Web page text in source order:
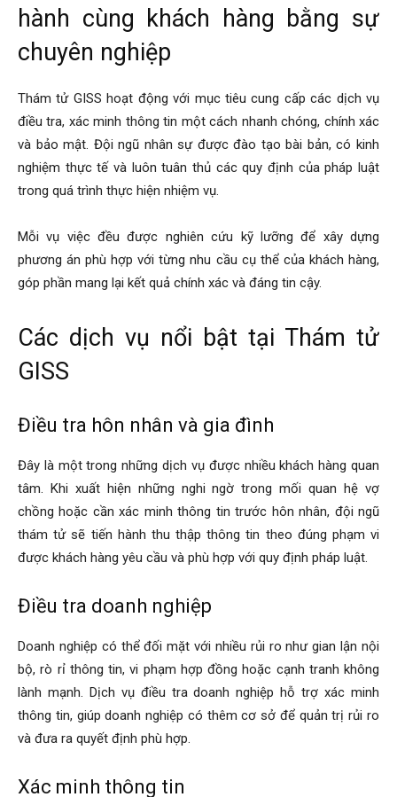
phòng,
phòng,
thám
giss,
hành cùng khách hàng bằng sự
chuyên nghiệp
Thám tử GISS hoạt động với mục tiêu cung cấp các dịch vụ
điều tra, xác minh thông tin một cách nhanh chóng, chính xác
và bảo mật. Đội ngũ nhân sự được đào tạo bài bản, có kinh
nghiệm thực tế và luôn tuân thủ các quy định của pháp luật
trong quá trình thực hiện nhiệm vụ.
Mỗi vụ việc đều được nghiên cứu kỹ lưỡng để xây dựng
phương án phù hợp với từng nhu cầu cụ thể của khách hàng,
góp phần mang lại kết quả chính xác và đáng tin cậy.
Các dịch vụ nổi bật tại Thám tử
GISS
Điều tra hôn nhân và gia đình
Đây là một trong những dịch vụ được nhiều khách hàng quan
tâm. Khi xuất hiện những nghi ngờ trong mối quan hệ vợ
chồng hoặc cần xác minh thông tin trước hôn nhân, đội ngũ
thám tử sẽ tiến hành thu thập thông tin theo đúng phạm vi
được khách hàng yêu cầu và phù hợp với quy định pháp luật.
Điều tra doanh nghiệp
Doanh nghiệp có thể đối mặt với nhiều rủi ro như gian lận nội
bộ, rò rỉ thông tin, vi phạm hợp đồng hoặc cạnh tranh không
lành mạnh. Dịch vụ điều tra doanh nghiệp hỗ trợ xác minh
thông tin, giúp doanh nghiệp có thêm cơ sở để quản trị rủi ro
và đưa ra quyết định phù hợp.
Xác minh thông tin